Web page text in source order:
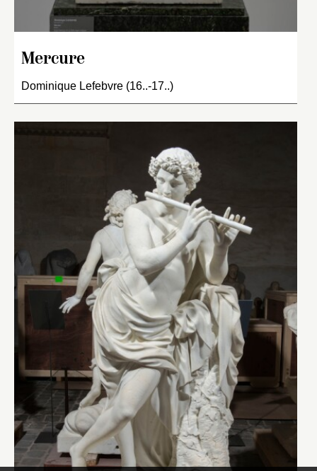
Mercure
Dominique Lefebvre (16..-17..)